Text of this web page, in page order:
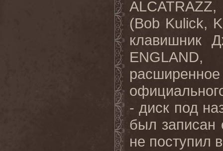
ALCATRAZZ
(Bob Kulick,
клавишник
ENGLAND
- диск под
был записан
не поступил